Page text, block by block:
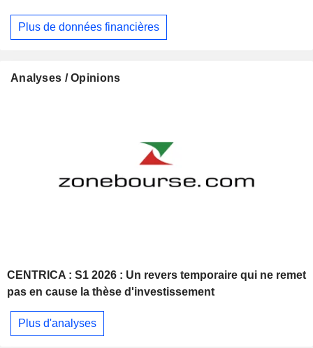
Plus de données financières
Analyses / Opinions
CENTRICA : S1 2026 : Un revers temporaire qui ne remet
pas en cause la thèse d'investissement
Plus d'analyses